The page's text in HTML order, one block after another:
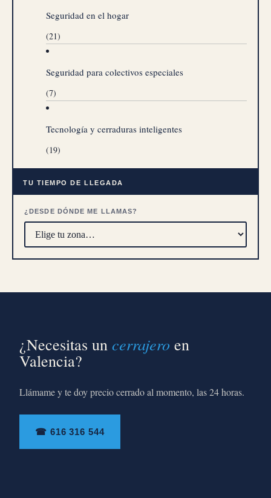
Seguridad en el hogar
(21)
Seguridad para colectivos especiales
(7)
Tecnología y cerraduras inteligentes
(19)
TU TIEMPO DE LLEGADA
¿DESDE DÓNDE ME LLAMAS?
¿Necesitas un cerrajero en
Valencia?
Llámame y te doy precio cerrado al momento, las 24 horas.
☎ 616 316 544